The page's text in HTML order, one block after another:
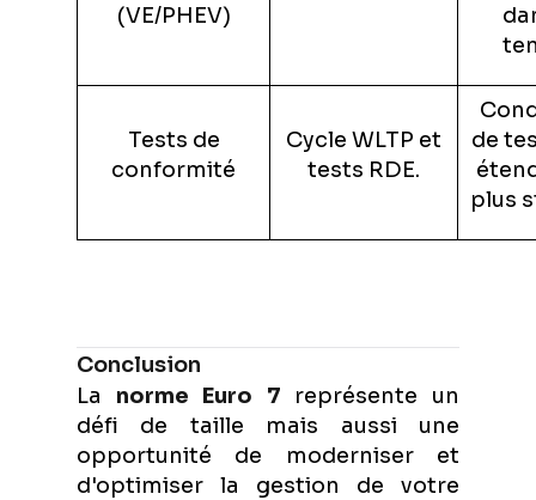
(VE/PHEV)
Tests de
conformité
Cycle WLTP et
tests RDE.
de
plus
Conclusion
La norme Euro 7 représente un
défi de taille mais aussi une
opportunité de moderniser et
d'optimiser la gestion de votre